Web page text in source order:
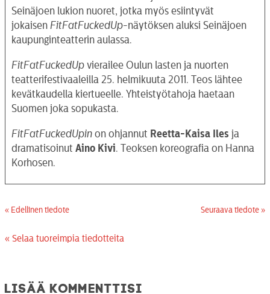
Seinäjoen lukion nuoret, jotka myös esiintyvät
jokaisen FitFatFuckedUp-näytöksen aluksi Seinäjoen
kaupunginteatterin aulassa.
FitFatFuckedUp vierailee Oulun lasten ja nuorten
teatterifestivaaleilla 25. helmikuuta 2011. Teos lähtee
kevätkaudella kiertueelle. Yhteistyötahoja haetaan
Suomen joka sopukasta.
FitFatFuckedUpin on ohjannut Reetta-Kaisa Iles ja
dramatisoinut Aino Kivi. Teoksen koreografia on Hanna
Korhosen.
« Edellinen tiedote Seuraava tiedote »
« Selaa tuoreimpia tiedotteita
Lisää kommenttisi